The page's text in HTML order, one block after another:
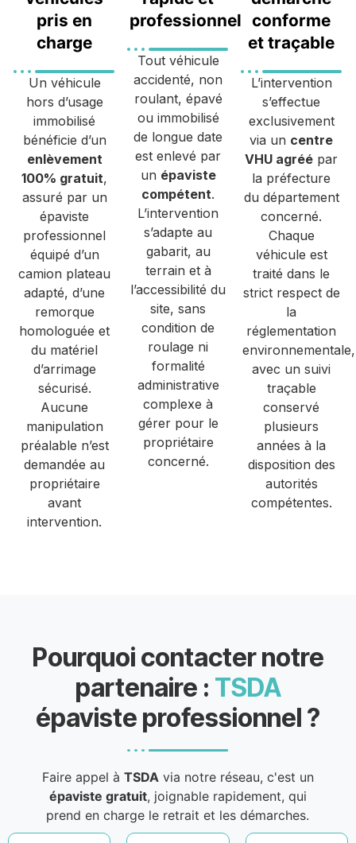
pris en
charge
Un véhicule
hors d’usage
immobilisé
bénéficie d’un
enlèvement
100% gratuit,
assuré par un
épaviste
professionnel
équipé d’un
camion plateau
adapté, d’une
remorque
homologuée et
du matériel
d’arrimage
sécurisé.
Aucune
manipulation
préalable n’est
demandée au
propriétaire
avant
intervention.
professionnel
Tout véhicule
accidenté, non
roulant, épavé
ou immobilisé
de longue date
est enlevé par
un épaviste
compétent.
L’intervention
s’adapte au
gabarit, au
terrain et à
l’accessibilité du
site, sans
condition de
roulage ni
formalité
administrative
complexe à
gérer pour le
propriétaire
concerné.
conforme
et traçable
L’intervention
s’effectue
exclusivement
via un centre
VHU agréé par
la préfecture
du département
concerné.
Chaque
véhicule est
traité dans le
strict respect de
la
réglementation
environnementale,
avec un suivi
traçable
conservé
plusieurs
années à la
disposition des
autorités
compétentes.
Pourquoi contacter notre
partenaire : TSDA
épaviste professionnel ?
Faire appel à TSDAvia notre réseau, c'est un
épaviste gratuit, joignable rapidement, qui
prend en charge le retrait et les démarches.